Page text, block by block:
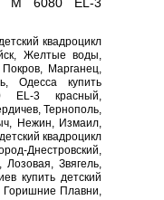
квадроцикл
Желтые воды,
Марганец,
Одесса купить
EL-3 красный,
Тернополь,
Нежин, Измаил,
квадроцикл
Днестровский,
Звягель,
купить детский
Горишние Плавни,